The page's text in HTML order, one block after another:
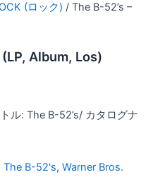
(ロック) / The B-52’s –
Album, Los)
ル: The B-52’s/ カタログナ
The B-52's, Warner Bros.